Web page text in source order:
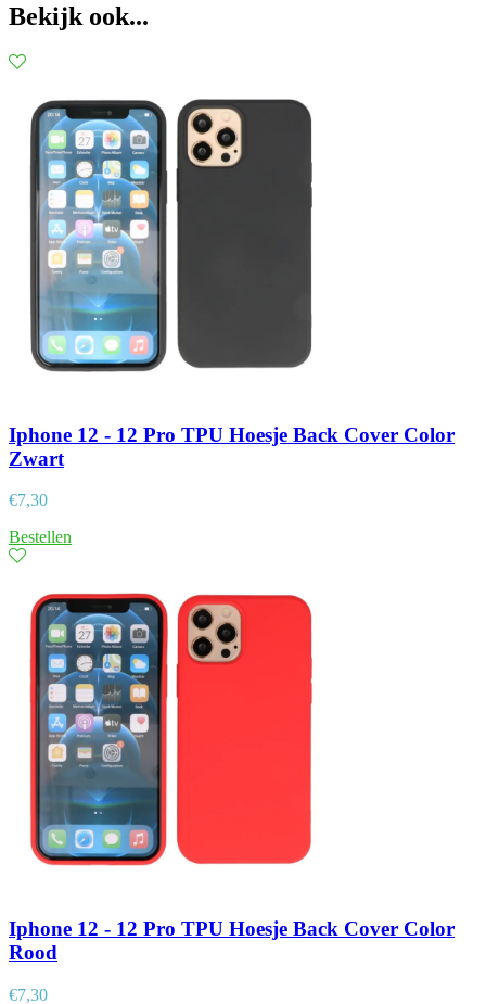
Bekijk ook...
Iphone 12 - 12 Pro TPU Hoesje Back Cover Color
Zwart
€7,30
Bestellen
Iphone 12 - 12 Pro TPU Hoesje Back Cover Color
Rood
€7,30